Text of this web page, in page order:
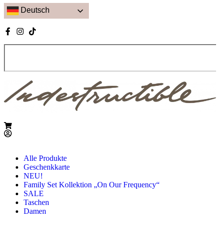
Deutsch
Alle Produkte
Geschenkkarte
NEU!
Family Set Kollektion „On Our Frequency“
SALE
Taschen
Damen